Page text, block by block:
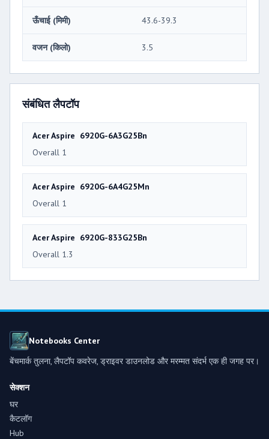
ऊँचाई (मिमी) 43.6-39.3
वजन (किलो) 3.5
संबंधित लैपटॉप
Acer Aspire 6920G-6A3G25Bn
Overall 1
Acer Aspire 6920G-6A4G25Mn
Overall 1
Acer Aspire 6920G-833G25Bn
Overall 1.3
Notebooks Center
बेंचमार्क तुलना, लैपटॉप कवरेज, ड्राइवर डाउनलोड और मरम्मत संदर्भ एक ही जगह पर।
सेक्शन
घर
कैटलॉग
Hub